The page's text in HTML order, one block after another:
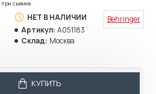
съемке.
НЕТ В НАЛИЧИИ
Артикул: A051183
Склад: Москва
Behringer
КУПИТЬ